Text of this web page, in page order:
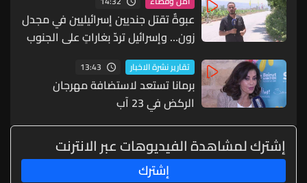
عبوةٌ تقتل جنديين إسرائيليين في مجدل
زون… وإسرائيل تردّ بغاراتٍ على الجنوب
تقارير نشرة الاخبار 13:43
برمانا تستعد لاستضافة مهرجان
الركض في 23 آب
إشترك لمشاهدة الفيديوهات عبر الانترنت
إشترك